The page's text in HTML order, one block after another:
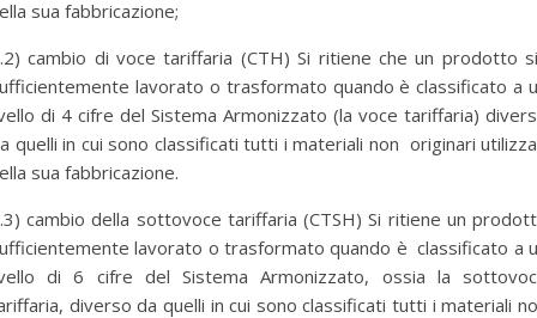
sua fabbricazione;
cambio di voce tariffaria (CTH) Si ritiene che un prodotto
lavorato o trasformato quando è classificato a
di 4 cifre del Sistema Armonizzato (la voce tariffaria)
quelli in cui sono classificati tutti i materiali non originari
sua fabbricazione.
cambio della sottovoce tariffaria (CTSH) Si ritiene un
lavorato o trasformato quando è classificato a
di 6 cifre del Sistema Armonizzato, ossia la
diverso da quelli in cui sono classificati tutti i materiali